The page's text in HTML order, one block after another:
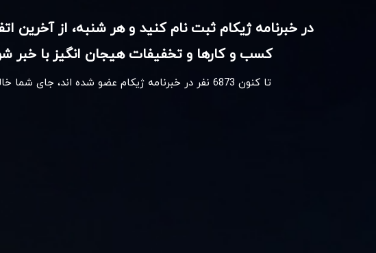
در خبرنامه ژیکام ثبت نام کنید و هر شنبه، از آخرین
کسب و کارها و تخفیفات هیجان انگیز با خبر
تا کنون 6873 نفر در خبرنامه ژیکام عضو شده اند، جای شما